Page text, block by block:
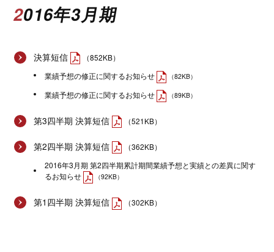
2016年3月期
決算短信
（852KB）
業績予想の修正に関するお知らせ
（82KB）
業績予想の修正に関するお知らせ （89KB）
第3四半期 決算短信 （521KB）
第2四半期 決算短信
（362KB）
2016年3月期 第2四半期累計期間業績予想と実績との差異に関す
るお知らせ
（92KB）
第1四半期 決算短信 （302KB）